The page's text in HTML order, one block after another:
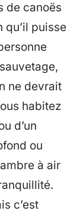
de canoës
qu’il puisse
ne devrait
habitez
d’un
ou
à air
c’est